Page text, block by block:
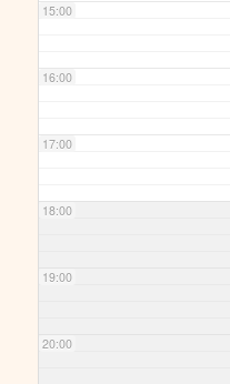
15:00
16:00
17:00
18:00
19:00
20:00